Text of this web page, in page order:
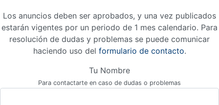
Los anuncios deben ser aprobados, y una vez publicados
estarán vigentes por un periodo de 1 mes calendario. Para
resolución de dudas y problemas se puede comunicar
haciendo uso del formulario de contacto.
Tu Nombre
Para contactarte en caso de dudas o problemas